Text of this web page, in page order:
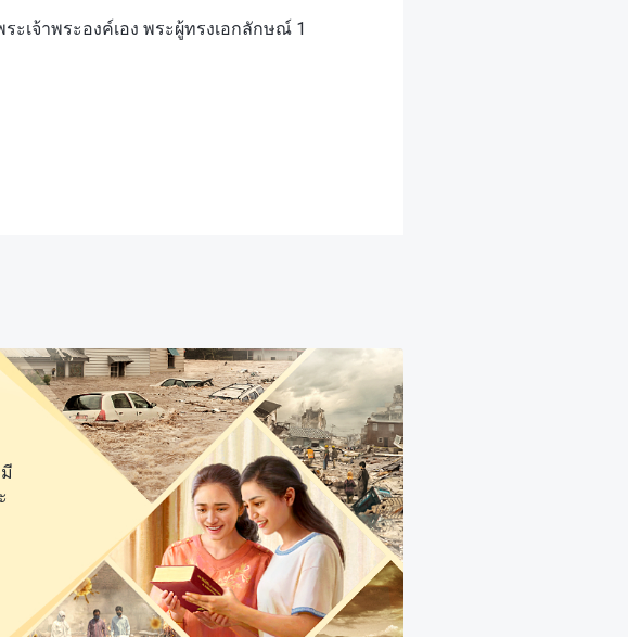
ะเจ้าพระองค์เอง พระผู้ทรงเอกลักษณ์ 1